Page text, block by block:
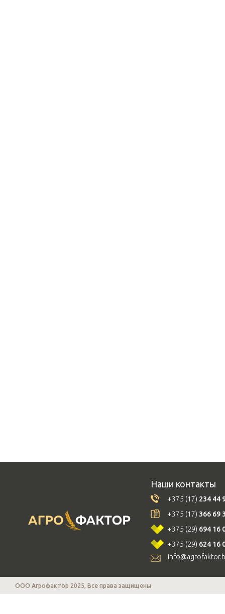
Наши контакты
+375 (17) 234 44
+375 (17) 366 69
+375 (29) 694 16
+375 (29) 624 16
ООО Агрофактор 2025, Все права защищены